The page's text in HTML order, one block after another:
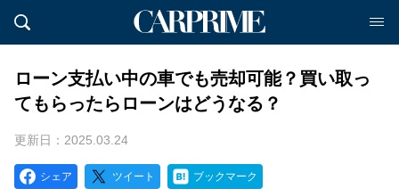
ローン支払い中の車でも売却可能？買い取っ
てもらったらローンはどうなる？
更新日：2025.03.24
シェア ツイート ブックマーク